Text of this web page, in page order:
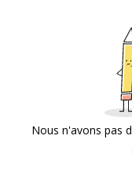
Nous n'avons pas